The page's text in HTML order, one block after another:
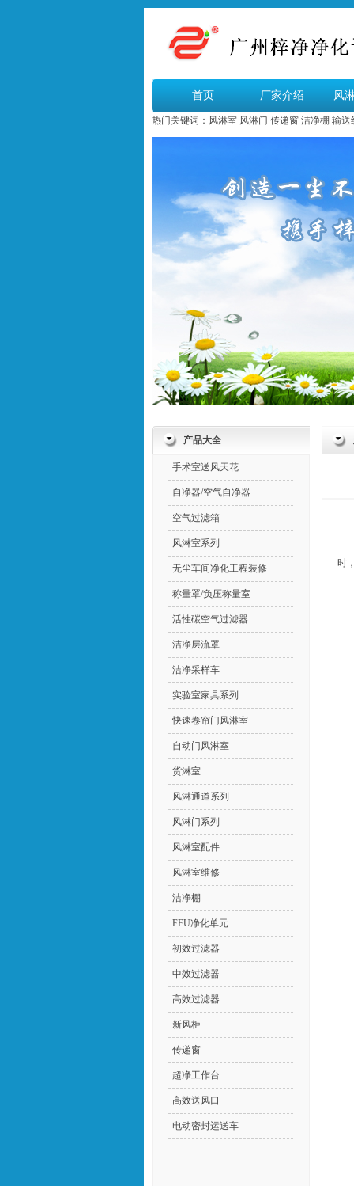
首页 厂家介绍 风
热门关键词： 风淋室 风淋门 传递窗 洁净棚 输送
时
产品大全
手术室送风天花
自净器/空气自净器
空气过滤箱
风淋室系列
无尘车间净化工程装修
称量罩/负压称量室
活性碳空气过滤器
洁净层流罩
洁净采样车
实验室家具系列
快速卷帘门风淋室
自动门风淋室
货淋室
风淋通道系列
风淋门系列
风淋室配件
风淋室维修
洁净棚
FFU净化单元
初效过滤器
中效过滤器
高效过滤器
新风柜
传递窗
超净工作台
高效送风口
电动密封运送车